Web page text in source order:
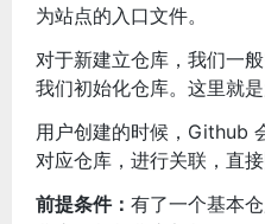
为站点的入口文件。
对于新建立仓库，我们一
我们初始化仓库。这里就
用户创建的时候，Github
对应仓库，进行关联，直接
前提条件： 有了一个基本